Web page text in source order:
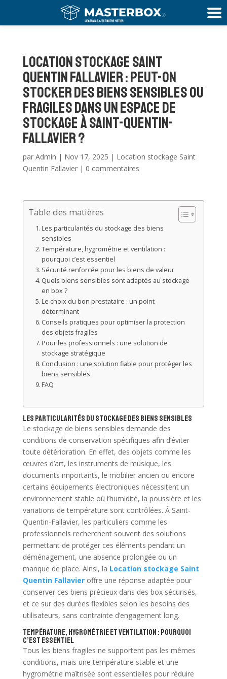
Location stockage Saint
Quentin Fallavier : Peut-on
stocker des biens sensibles ou
fragiles dans un espace de
stockage à Saint-Quentin-
Fallavier ?
par Admin | Nov 17, 2025 | Location stockage Saint
Quentin Fallavier| 0 commentaires
Table des matières
Les particularités du stockage des biens
sensibles
Température, hygrométrie et ventilation :
pourquoi c’est essentiel
Sécurité renforcée pour les biens de valeur
Quels biens sensibles sont adaptés au stockage
en box ?
Le choix du bon prestataire : un point
déterminant
Conseils pratiques pour optimiser la protection
des objets fragiles
Pour les professionnels : une solution de
stockage stratégique
Conclusion : une solution fiable pour protéger les
biens sensibles
FAQ
Les particularités du stockage des biens sensibles
Le stockage de biens sensibles demande des
conditions de conservation spécifiques afin d’éviter
toute détérioration. En effet, des objets comme les
œuvres d’art, les instruments de musique, les
documents importants, le mobilier ancien ou encore
certains équipements électroniques nécessitent un
environnement stable où l’humidité, la poussière et les
variations de température sont contrôlées. À Saint-
Quentin-Fallavier, les particuliers comme les
professionnels recherchent souvent des solutions
permettant de protéger ces éléments pendant un
déménagement, une absence prolongée ou un
manque de place. Ainsi, la Location stockage Saint
Quentin Fallavieroffre une réponse adaptée pour
conserver ces biens précieux dans des box sécurisés,
et ce sur des durées flexibles selon les besoins des
utilisateurs, sans contrainte d’engagement long.
Température, hygrométrie et ventilation : pourquoi
c’est essentiel
Tous les biens fragiles ne supportent pas les mêmes
conditions, mais une température stable et une
hygrométrie maîtrisée sont essentielles pour réduire